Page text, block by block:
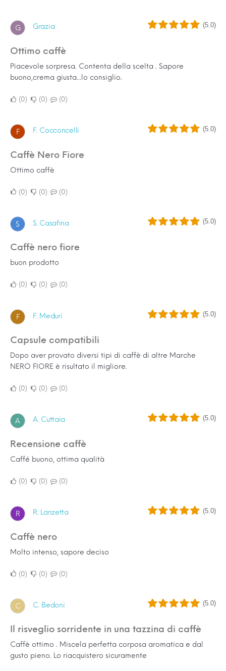
G Grazia (5.0)
Ottimo caffè
Piacevole sorpresa. Contenta della scelta . Sapore
buono,crema giusta...lo consiglio.
0 0 0
F F. Cocconcelli (5.0)
Caffè Nero Fiore
Ottimo caffè
0 0 0
S S. Casafina (5.0)
caffè nero fiore
buon prodotto
0 0 0
F F. Meduri (5.0)
Capsule compatibili
Dopo aver provato diversi tipi di caffè di altre Marche
NERO FIORE è risultato il migliore.
0 0 0
A A. Cuttaia (5.0)
Recensione caffè
Caffé buono, ottima qualità
0 0 0
R R. Lanzetta (5.0)
Caffè nero
Molto intenso, sapore deciso
0 0 0
C C. Bedoni (5.0)
Il risveglio sorridente in una tazzina di caffè
Caffè ottimo . Miscela perfetta corposa aromatica e dal
gusto pieno. Lo riacquistero sicuramente